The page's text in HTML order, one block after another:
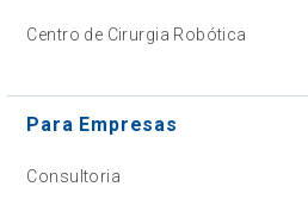
Centro de Cirurgia Robótica
Para Empresas
Consultoria